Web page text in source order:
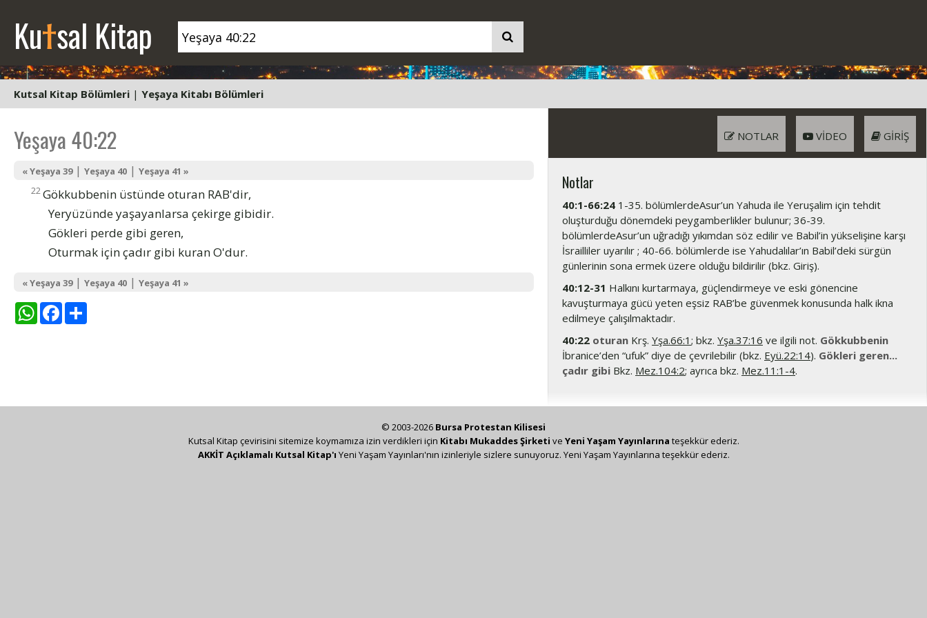
Kutsal Kitap
Kutsal Kitap Bölümleri | Yeşaya Kitabı Bölümleri
Yeşaya 40:22
« Yeşaya 39| Yeşaya 40 | Yeşaya 41 »
22Gökkubbenin üstünde oturan RAB'dir,
Yeryüzünde yaşayanlarsa çekirge gibidir.
Gökleri perde gibi geren,
Oturmak için çadır gibi kuran O'dur.
« Yeşaya 39| Yeşaya 40 | Yeşaya 41 »
WhatsAppFacebook
GIRIŞ
VIDEO
NOTLAR
Notlar
40:1-66:24 1-35. bölümlerdeAsur’un Yahuda ile Yeruşalim için tehdit
oluşturduğu dönemdeki peygamberlikler bulunur; 36-39.
bölümlerdeAsur’un uğradığı yıkımdan söz edilir ve Babil’in yükselişine karşı
İsrailliler uyarılır ; 40-66. bölümlerde ise Yahudalılar’ın Babil’deki sürgün
günlerinin sona ermek üzere olduğu bildirilir (bkz. Giriş).
40:12-31 Halkını kurtarmaya, güçlendirmeye ve eski gönencine
kavuşturmaya gücü yeten eşsiz RAB’be güvenmek konusunda halk ikna
edilmeye çalışılmaktadır.
40:22 oturan Krş. Yşa.66:1 ; bkz. Yşa.37:16 ve ilgili not. Gökkubbenin
İbranice’den “ufuk” diye de çevrilebilir (bkz. Eyü.22:14). Gökleri geren...
çadır gibi Bkz. Mez.104:2; ayrıca bkz. Mez.11:1-4.
© 2003-2026 Bursa Protestan Kilisesi
Kutsal Kitap çevirisini sitemize koymamıza izin verdikleri için Kitabı Mukaddes Şirketi ve Yeni Yaşam Yayınlarına teşekkür ederiz.
AKKİT Açıklamalı Kutsal Kitap'ı Yeni Yaşam Yayınları'nın izinleriyle sizlere sunuyoruz. Yeni Yaşam Yayınlarına teşekkür ederiz.